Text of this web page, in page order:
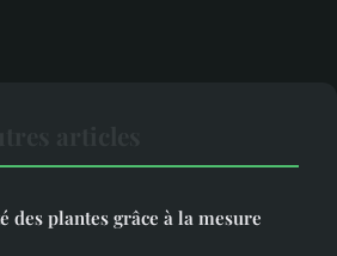
des plantes grâce à la mesure